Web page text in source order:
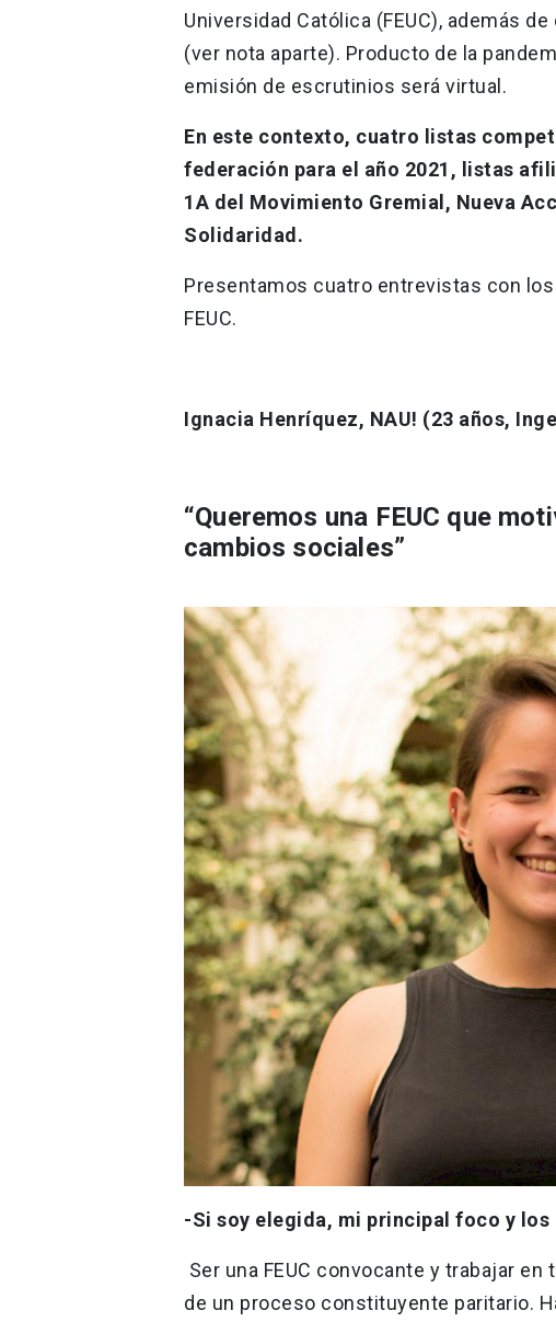
Universidad Católica (FEUC), además
(ver nota aparte). Producto de la
emisión de escrutinios será virtual.
En este contexto, cuatro listas
federación para el año 2021, listas
1A del Movimiento Gremial, Nueva
Solidaridad.
Presentamos cuatro entrevistas con
FEUC.
Ignacia Henríquez, NAU! (23 años,
“Queremos una FEUC que
cambios sociales”
-Si soy elegida, mi principal foco y
Ser una FEUC convocante y trabajar
de un proceso constituyente paritario.